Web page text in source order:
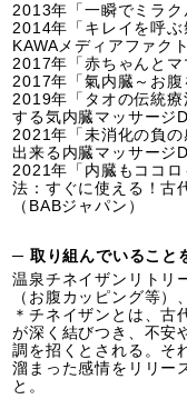
2013年「一瞬でミラク
2014年「キレイを呼
KAWAメディアファク
2017年「赤ちゃんと
2017年「氣内臓～お腹
2019年「タオの伝統
する気内臓マッサージ
2021年「未消化の負
出来る内臓マッサージ
2021年「内臓もココ
法：すぐに使える！古
（BABジャパン）
─ 取り組んでいること
温泉チネイザンリトリ
（お腹カッピング等
＊チネイザンとは、古
が深く結びつき、不安
調を招くとされる。そ
溜まった感情をリリー
と。